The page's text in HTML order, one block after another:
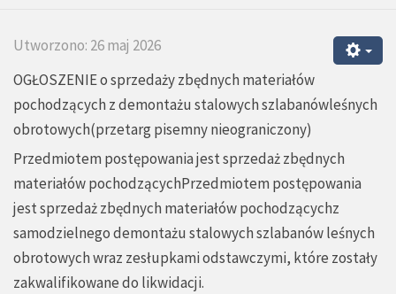
Utworzono: 26 maj 2026
OGŁOSZENIE o sprzedaży zbędnych materiałów
pochodzących z demontażu stalowych szlabanówleśnych
obrotowych(przetarg pisemny nieograniczony)
Przedmiotem postępowania jest sprzedaż zbędnych
materiałów pochodzącychPrzedmiotem postępowania
jest sprzedaż zbędnych materiałów pochodzącychz
samodzielnego demontażu stalowych szlabanów leśnych
obrotowych wraz zesłupkami odstawczymi, które zostały
zakwalifikowane do likwidacji.